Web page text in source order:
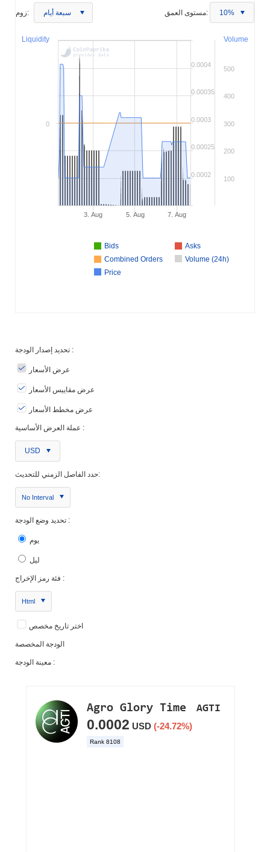
زوم: سبعة أيام مستوى العمق: 10%
Volume
Liquidity
Bids
Asks
Combined Orders
Volume (24h)
Price
3. Aug 5. Aug 7. Aug
0.0002
0.00025
0.0003
0.00035
0.0004
100
200
300
400
500
0
تحديد إصدار الودجة :
عرض الأسعار
عرض مقاييس الأسعار
عرض مخطط الأسعار
عملة العرض الأساسية :
USD
حدد الفاصل الزمني للتحديث:
No Interval
تحديد وضع الودجة :
يوم
ليل
فئة رمز الإخراج :
Html
اختر تاريخ مخصص
الودجة المخصصة
معينة الودجة :